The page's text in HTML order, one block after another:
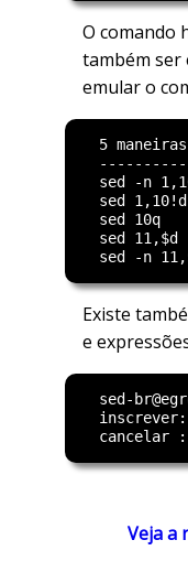
O comando
também ser
emular o
5
sed -n
  sed 1,10!d
  sed 10q
  sed 11,$d
Existe
e
sed-
Veja a